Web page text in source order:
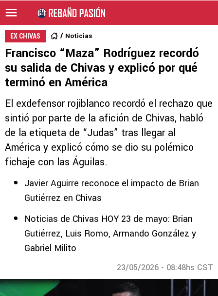
EX CHIVAS Noticias
Francisco “Maza” Rodríguez recordó
su salida de Chivas y explicó por qué
terminó en América
El exdefensor rojiblanco recordó el rechazo que
sintió por parte de la afición de Chivas, habló
de la etiqueta de “Judas” tras llegar al
América y explicó cómo se dio su polémico
fichaje con las Águilas.
Javier Aguirre reconoce el impacto de Brian
Gutiérrez en Chivas
Noticias de Chivas HOY 23 de mayo: Brian
Gutiérrez, Luis Romo, Armando González y
Gabriel Milito
23/05/2026 - 08:48hs CST